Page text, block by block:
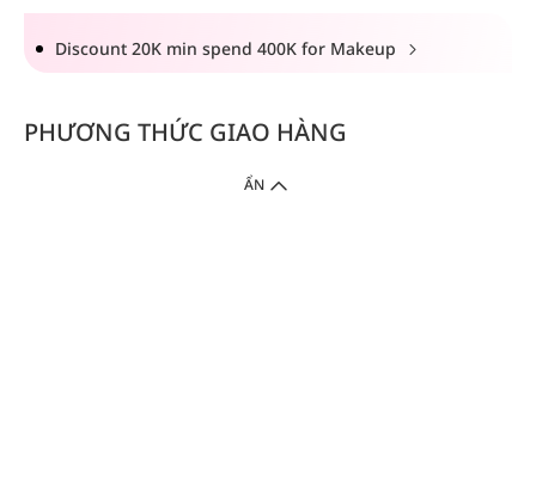
Discount 20K min spend 400K for Makeup
PHƯƠNG THỨC GIAO HÀNG
ẨN